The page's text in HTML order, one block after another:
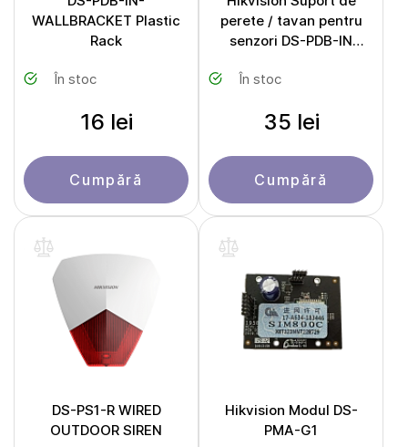
WALLBRACKET Plastic
Rack
În stoc
16 lei
Cumpără
perete / tavan pentru
senzori DS-PDB-IN
În stoc
35 lei
Cumpără
DS-PS1-R WIRED
OUTDOOR SIREN
Hikvision Modul DS-
PMA-G1